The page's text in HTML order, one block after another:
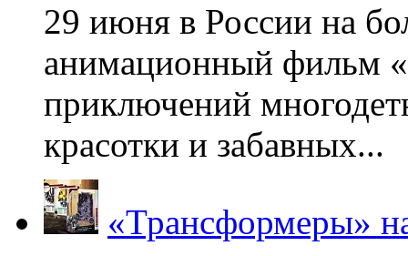
29 июня в России на
анимационный фильм
приключений
красотки и забавных...
«Трансформеры»